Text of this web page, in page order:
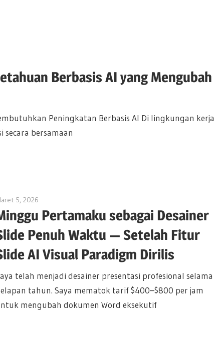
Berbasis AI yang Mengubah
Peningkatan Berbasis AI Di lingkungan kerja
bersamaan
5, 2026
Pertamaku sebagai Desainer
Penuh Waktu — Setelah Fitur
AI Visual Paradigm Dirilis
telah menjadi desainer presentasi profesional selama
tahun. Saya mematok tarif $400–$800 per jam
mengubah dokumen Word eksekutif